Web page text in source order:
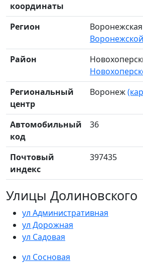
координаты
Регион
Район
Региональный
центр
Воронеж
Автомобильный
код
36
Почтовый
индекс
397435
Улицы Долиновского
ул Административная
ул Дорожная
ул Садовая
ул Сосновая